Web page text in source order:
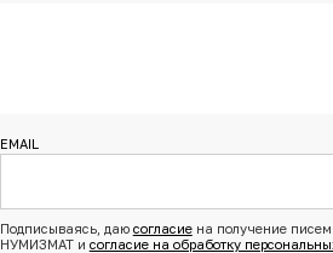
EMAIL
Подписываясь, даю согласиена получение писем
НУМИЗМАТ и согласие на обработку